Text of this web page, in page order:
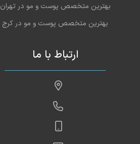
بهترین متخصص پوست و مو در تهران
بهترین متخصص پوست و مو در کرج
ارتباط با ما